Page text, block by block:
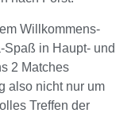
Willkommens-
in Haupt- und
2 Matches
also nicht nur um
Treffen der